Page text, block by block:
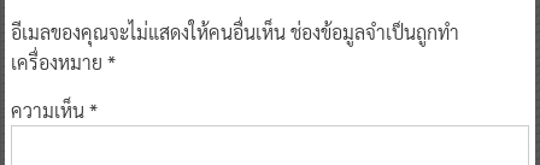
อีเมลของคุณจะไม่แสดงให้คนอื่นเห็นช่องข้อมูลจำเป็นถูกทำ
เครื่องหมาย *
ความเห็น*